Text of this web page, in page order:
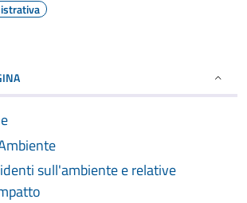
sull'ambiente e relative